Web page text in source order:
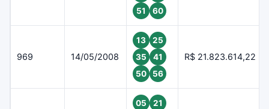
51
60
969 14/05/2008
13
25
35
41
50
56
R$ 21.823.614,22
05
21